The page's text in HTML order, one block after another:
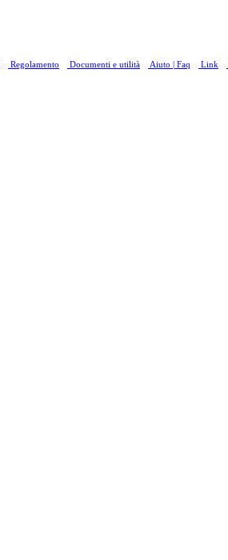
Regolamento Documenti e utilità Aiuto | Faq Link